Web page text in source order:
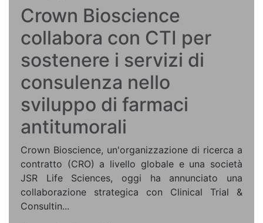
Crown Bioscience
collabora con CTI per
sostenere i servizi di
consulenza nello
sviluppo di farmaci
antitumorali
Crown Bioscience, un'organizzazione di ricerca a
contratto (CRO) a livello globale e una società
JSR Life Sciences, oggi ha annunciato una
collaborazione strategica con Clinical Trial &
Consultin...